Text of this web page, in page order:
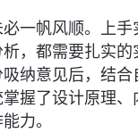
一帆风顺。上
，都需要扎实
纳意见后，结
握了设计原理
力。